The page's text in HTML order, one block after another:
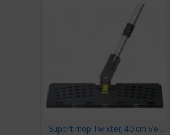
Suport mop Twixter, 40 cm Vermop